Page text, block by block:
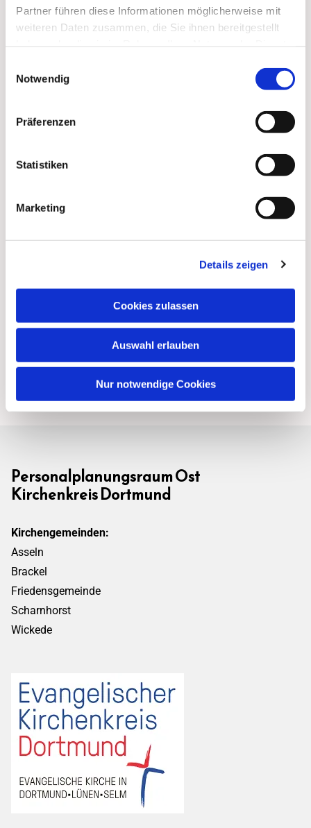
Partner führen diese Informationen möglicherweise mit
weiteren Daten zusammen, die Sie ihnen bereitgestellt
Notwendig
Präferenzen
Statistiken
Marketing
Details zeigen
Cookies zulassen
Auswahl erlauben
Nur notwendige Cookies
Dies könnte Sie auch
interessieren
Personalplanungsraum Ost
Kirchenkreis Dortmund
Kirchengemeinden:
Asseln
Brackel
Friedensgemeinde
Scharnhorst
Wickede